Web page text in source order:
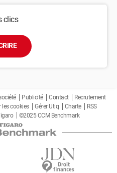
clics
Publicité Contact
Recrutement
les cookies Gérer Utiq Charte
RSS
©2025 CCM Benchmark